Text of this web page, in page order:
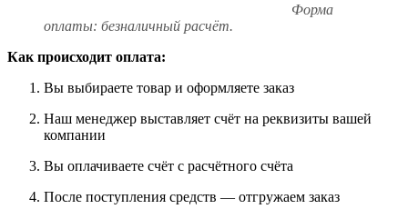
Форма
оплаты: безналичный расчёт.
Как происходит оплата:
Вы выбираете товар и оформляете заказ
Наш менеджер выставляет счёт на реквизиты вашей
компании
Вы оплачиваете счёт с расчётного счёта
После поступления средств — отгружаем заказ